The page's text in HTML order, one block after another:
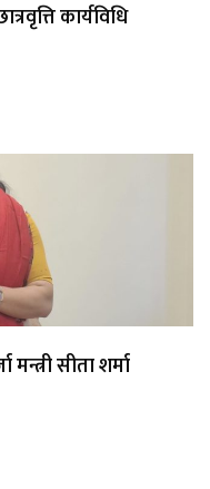
कार्यविधि
सीता शर्मा